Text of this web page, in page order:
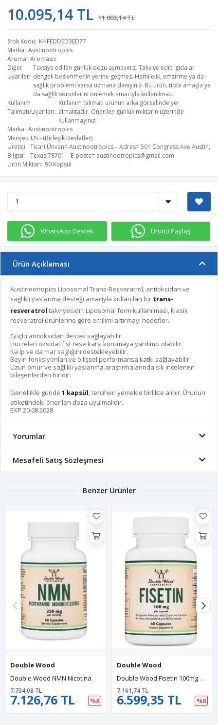
10.095,14 TL 11.003,14 TL
Stok Kodu KHFEDDED3ED77
Marka Austinootropics
Aroma Aromasız
Diğer
Uyarılar
Tavsiye edilen günlük dozu aşmayınız. Takviye edici gıdalar
dengeli beslenmenin yerine geçmez. Hamilelik, emzirme ya da
sağlık problemi varsa uzmana danışınız. Bu ürün, tıbbi amaçla ya
da sağlık sorunlarını önlemek amacıyla kullanılmaz.
Kullanım
Talimatı/Uyarıları
Kullanım talimatı ürünün arka görselinde yer
almaktadır. Önerilen günlük miktarın üzerinde
kullanmayınız.
Marka Austinootropics
Menşei US - (Birleşik Devletler)
Üretici
Bilgisi
Ticari Ünvan= Austinootropics – Adres= 501 Congress Ave Austin,
Texas 78701 – E-posta= austinootropics@gmail.com
Ürün Miktarı 90 Kapsül
WhatsApp Destek Ürünü Paylaş
Ürün Açıklaması
Austinootropics Liposomal Trans-Resveratrol, antioksidan ve
sağlıklı yaslanma desteği amacıyla kullanılan bir trans-
resveratrol takviyesidir. Liposomal form kullanılması, klasik
resveratrol ürünlerine göre emilimi artırmayı hedefler.
Güçlü antioksidan destek sağlayabilir.
Hucreleri oksidatif st rese karşı korumaya yardımcı olabilir.
Ka lp ve da mar saglığını destekleyebilir.
Beyın fonksiyonları ve bilişsel performansa katkı sağlayabilir.
Uzun ömür ve sağlıklı yaslanma araştırmalarında sık incelenen
bileşenlerden biridir.
Genellikle günde 1 kapsül , tercihen yemekle birlikte alınır. Ürünün
etiketindeki önerilen doza uyulmalıdır.
EXP:20.08.2028
Yorumlar
Mesafeli Satış Sözleşmesi
Benzer Ürünler
Double Wood
Double Wood NMN Nicotinamide Mononucleotide (NMN) 250mg 60 Capsul. Usa Version 45.
7.126,76 TL
7.734,08 TL
%8
Double Wood
Double Wood Fisetin 100mg 60 Capsul. Usa Version 41.
6.599,35 TL
7.161,74 TL
%8